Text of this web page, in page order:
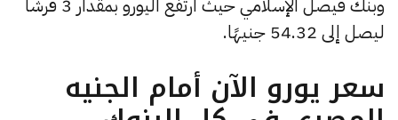
ليصل إلى 54.32 جنيهًا.
سعر يورو الآن أمام الجنيه